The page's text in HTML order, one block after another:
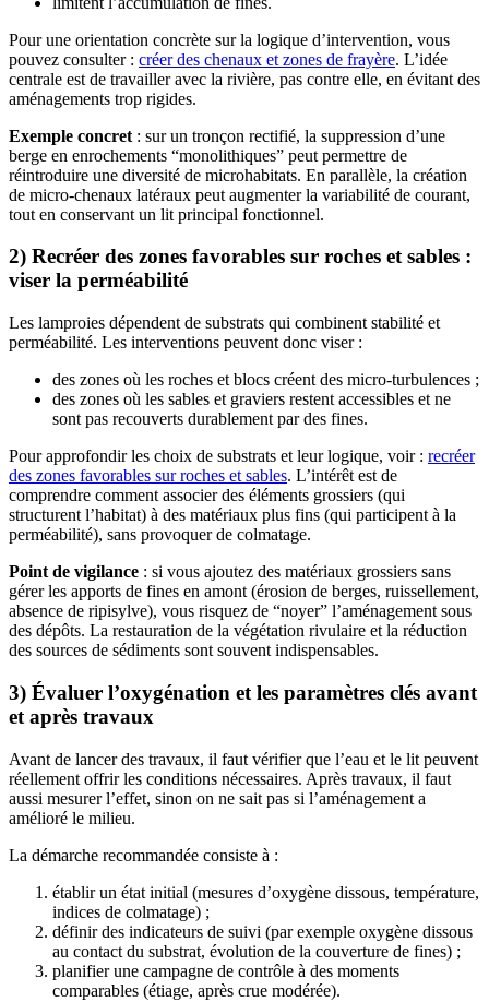
Pour une orientation concrète sur la logique d’intervention, vous
pouvez consulter : créer des chenaux et zones de frayère. L’idée
centrale est de travailler avec la rivière, pas contre elle, en évitant des
aménagements trop rigides.
Exemple concret : sur un tronçon rectifié, la suppression d’une
berge en enrochements “monolithiques” peut permettre de
réintroduire une diversité de microhabitats. En parallèle, la création
de micro-chenaux latéraux peut augmenter la variabilité de courant,
tout en conservant un lit principal fonctionnel.
2) Recréer des zones favorables sur roches et sables :
viser la perméabilité
Les lamproies dépendent de substrats qui combinent stabilité et
perméabilité. Les interventions peuvent donc viser :
des zones où les roches et blocs créent des micro-turbulences ;
des zones où les sables et graviers restent accessibles et ne
sont pas recouverts durablement par des fines.
Pour approfondir les choix de substrats et leur logique, voir : recréer
des zones favorables sur roches et sables. L’intérêt est de
comprendre comment associer des éléments grossiers (qui
structurent l’habitat) à des matériaux plus fins (qui participent à la
perméabilité), sans provoquer de colmatage.
Point de vigilance : si vous ajoutez des matériaux grossiers sans
gérer les apports de fines en amont (érosion de berges, ruissellement,
absence de ripisylve), vous risquez de “noyer” l’aménagement sous
des dépôts. La restauration de la végétation rivulaire et la réduction
des sources de sédiments sont souvent indispensables.
3) Évaluer l’oxygénation et les paramètres clés avant
et après travaux
Avant de lancer des travaux, il faut vérifier que l’eau et le lit peuvent
réellement offrir les conditions nécessaires. Après travaux, il faut
aussi mesurer l’effet, sinon on ne sait pas si l’aménagement a
amélioré le milieu.
La démarche recommandée consiste à :
établir un état initial (mesures d’oxygène dissous, température,
indices de colmatage) ;
définir des indicateurs de suivi (par exemple oxygène dissous
au contact du substrat, évolution de la couverture de fines) ;
planifier une campagne de contrôle à des moments
comparables (étiage, après crue modérée).